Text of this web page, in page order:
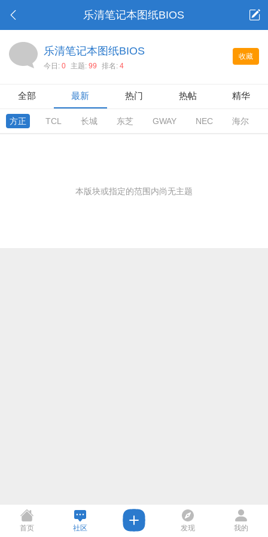
乐清笔记本图纸BIOS
收藏
乐清笔记本图纸BIOS
今日: 0 主题: 99 排名: 4
全部 最新 热门 热帖 精华
方正 TCL 长城 东芝 GWAY NEC 海尔
本版块或指定的范围内尚无主题
首页 社区 发现 我的